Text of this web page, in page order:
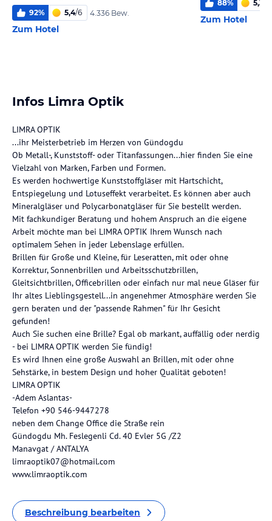
92% 5,4/6 4.336 Bew.
Zum Hotel
88% 5,3
Zum Hotel
Infos Limra Optik
LIMRA OPTIK
...ihr Meisterbetrieb im Herzen von Gündogdu
Ob Metall-, Kunststoff- oder Titanfassungen...hier finden Sie eine
Vielzahl von Marken, Farben und Formen.
Es werden hochwertige Kunststoffgläser mit Hartschicht,
Entspiegelung und Lotuseffekt verarbeitet. Es können aber auch
Mineralgläser und Polycarbonatgläser für Sie bestellt werden.
Mit fachkundiger Beratung und hohem Anspruch an die eigene
Arbeit möchte man bei LIMRA OPTIK Ihrem Wunsch nach
optimalem Sehen in jeder Lebenslage erfüllen.
Brillen für Große und Kleine, für Leseratten, mit oder ohne
Korrektur, Sonnenbrillen und Arbeitsschutzbrillen,
Gleitsichtbrillen, Officebrillen oder einfach nur mal neue Gläser für
Ihr altes Lieblingsgestell...in angenehmer Atmosphäre werden Sie
gern beraten und der "passende Rahmen" für Ihr Gesicht
gefunden!
Auch Sie suchen eine Brille? Egal ob markant, auffällig oder nerdig
- bei LIMRA OPTIK werden Sie fündig!
Es wird Ihnen eine große Auswahl an Brillen, mit oder ohne
Sehstärke, in bestem Design und hoher Qualität geboten!
LIMRA OPTIK
-Adem Aslantas-
Telefon +90 546-9447278
neben dem Change Office die Straße rein
Gündogdu Mh. Feslegenli Cd. 40 Evler 5G /Z2
Manavgat / ANTALYA
limraoptik07@hotmail.com
www.limraoptik.com
Beschreibung bearbeiten